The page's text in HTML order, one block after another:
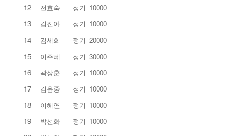
12
전효숙 정기 10000
13
김진아 정기 10000
14
김세희 정기 20000
15
이주혜 정기 30000
16
곽상훈 정기 10000
17
김윤중 정기 10000
18
이혜연 정기 10000
19
박선화 정기 10000